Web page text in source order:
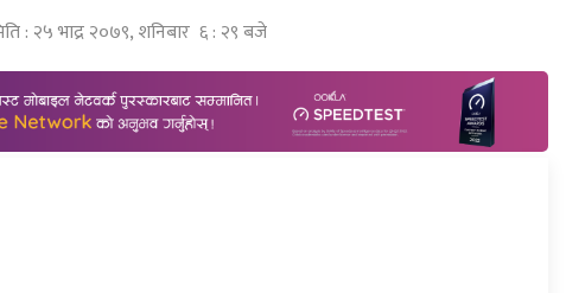
: २५ भाद्र २०७९, शनिबार ६ : २९ बजे